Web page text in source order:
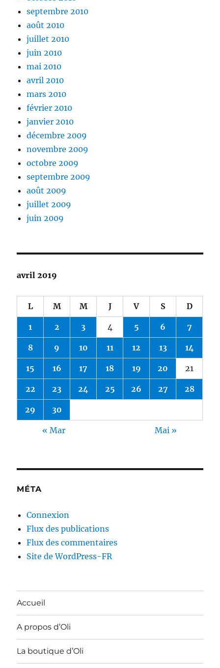
septembre 2010
août 2010
juillet 2010
juin 2010
mai 2010
avril 2010
mars 2010
février 2010
janvier 2010
décembre 2009
novembre 2009
octobre 2009
septembre 2009
août 2009
juillet 2009
juin 2009
avril 2019
L M M J V S D
1 2 3 4 5 6 7
8 9 10 11 12 13 14
15 16 17 18 19 20 21
22 23 24 25 26 27 28
29 30
« Mar Mai »
MÉTA
Connexion
Flux des publications
Flux des commentaires
Site de WordPress-FR
Accueil
A propos d’Oli
La boutique d’Oli